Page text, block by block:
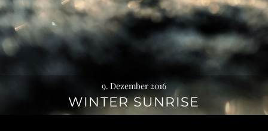
9. Dezember 2016
WINTER SUNRISE